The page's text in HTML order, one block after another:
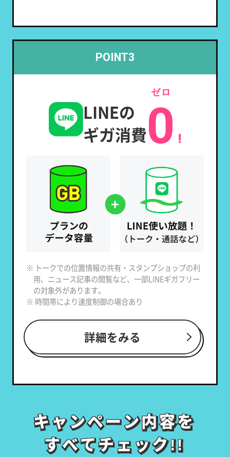
POINT3
LINEの
ギガ消費0
ゼロ
!
※ トークでの位置情報の共有・スタンプショップの利
用、ニュース記事の閲覧など、一部LINEギガフリー
の対象外があります。
※ 時間帯により速度制御の場合あり
詳細をみる
キャンペーン内容を
すべてチェック!!
キャンペーン内容を
すべてチェック!!